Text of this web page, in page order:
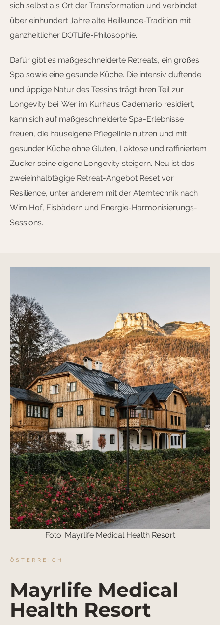
sich selbst als Ort der Transformation und verbindet
über einhundert Jahre alte Heilkunde-Tradition mit
ganzheitlicher DOTLife-Philosophie.
Dafür gibt es maßgeschneiderte Retreats, ein großes
Spa sowie eine gesunde Küche. Die intensiv duftende
und üppige Natur des Tessins trägt ihren Teil zur
Longevity bei. Wer im Kurhaus Cademario residiert,
kann sich auf maßgeschneiderte Spa-Erlebnisse
freuen, die hauseigene Pflegelinie nutzen und mit
gesunder Küche ohne Gluten, Laktose und raffiniertem
Zucker seine eigene Longevity steigern. Neu ist das
zweieinhalbtägige Retreat-Angebot Reset vor
Resilience, unter anderem mit der Atemtechnik nach
Wim Hof, Eisbädern und Energie-Harmonisierungs-
Sessions.
Foto: Mayrlife Medical Health Resort
ÖSTERREICH
Mayrlife Medical
Health Resort